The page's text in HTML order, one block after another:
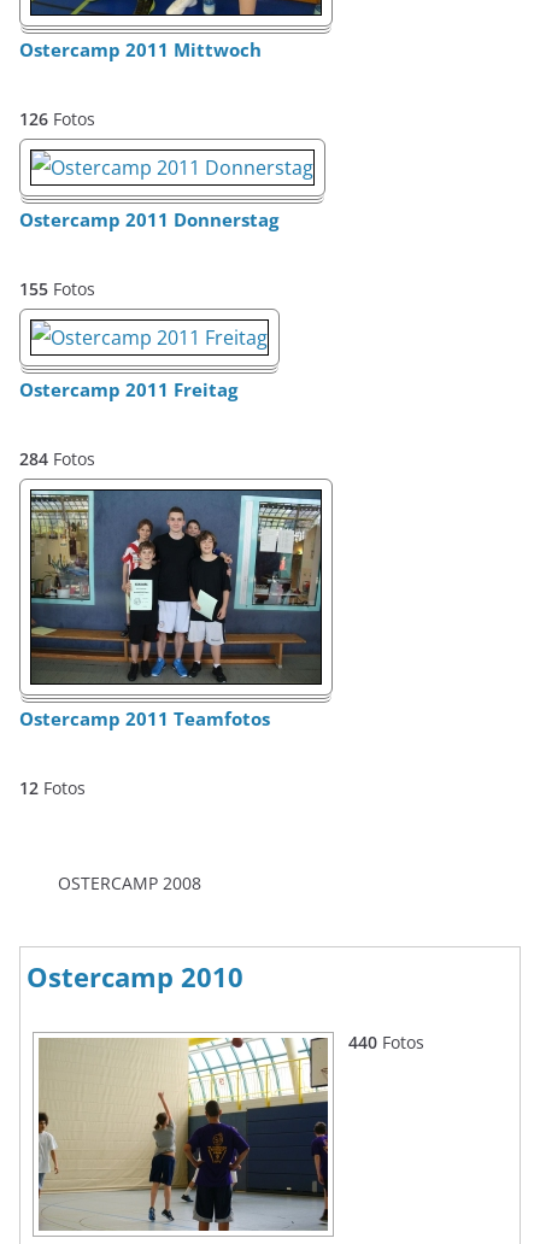
Ostercamp 2011 Mittwoch
126 Fotos
Ostercamp 2011 Donnerstag
155 Fotos
Ostercamp 2011 Freitag
284 Fotos
Ostercamp 2011 Teamfotos
12 Fotos
OSTERCAMP 2008
Ostercamp 2010
440 Fotos